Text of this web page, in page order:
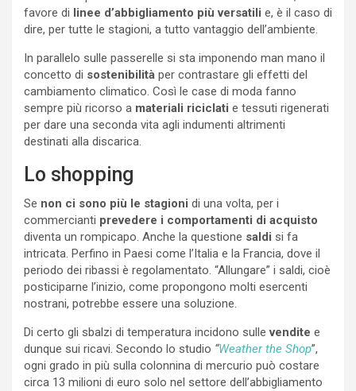
favore di linee d’abbigliamento più versatili e, è il caso di
dire, per tutte le stagioni, a tutto vantaggio dell’ambiente.
In parallelo sulle passerelle si sta imponendo man mano il
concetto di sostenibilità per contrastare gli effetti del
cambiamento climatico. Così le case di moda fanno
sempre più ricorso a materiali riciclati e tessuti rigenerati
per dare una seconda vita agli indumenti altrimenti
destinati alla discarica.
Lo shopping
Se non ci sono più le stagioni di una volta, per i
commercianti prevedere i comportamenti di acquisto
diventa un rompicapo. Anche la questione saldi si fa
intricata. Perfino in Paesi come l’Italia e la Francia, dove il
periodo dei ribassi è regolamentato. “Allungare” i saldi, cioè
posticiparne l’inizio, come propongono molti esercenti
nostrani, potrebbe essere una soluzione.
Di certo gli sbalzi di temperatura incidono sullevendite e
dunque sui ricavi. Secondo lo studio “Weather the Shop”,
ogni grado in più sulla colonnina di mercurio può costare
circa 13 milioni di euro solo nel settore dell’abbigliamento